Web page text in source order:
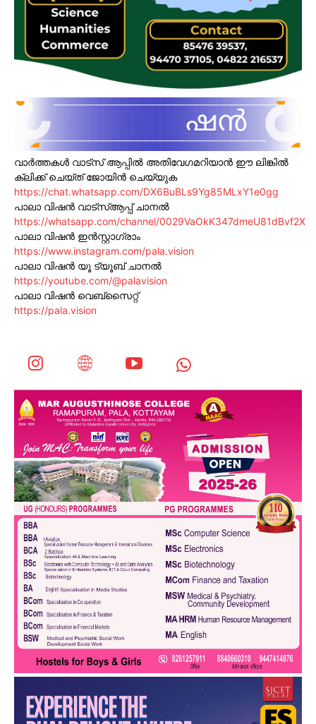
വാർത്തകൾ വാട്സ് ആപ്പിൽ അതിവേഗമറിയാൻ ഈ ലിങ്കിൽ
ക്ലിക്ക് ചെയ്ത് ജോയിൻ ചെയ്യുക
https://chat.whatsapp.com/DX6BuBLs9Yg85MLxY1e0gg
പാലാ വിഷൻ വാട്സ്ആപ്പ് ചാനൽ
https://whatsapp.com/channel/0029VaOkK347dmeU81dBvf2X
പാലാ വിഷൻ ഇൻസ്റ്റാഗ്രാം
https://www.instagram.com/pala.vision
പാലാ വിഷൻ യൂ ട്യൂബ് ചാനൽ
https://youtube.com/@palavision
പാലാ വിഷൻ വെബ്സൈറ്റ്
https://pala.vision